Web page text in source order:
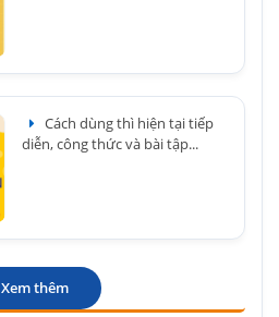
Cách dùng thì hiện tại tiếp
diễn, công thức và bài tập...
Xem thêm